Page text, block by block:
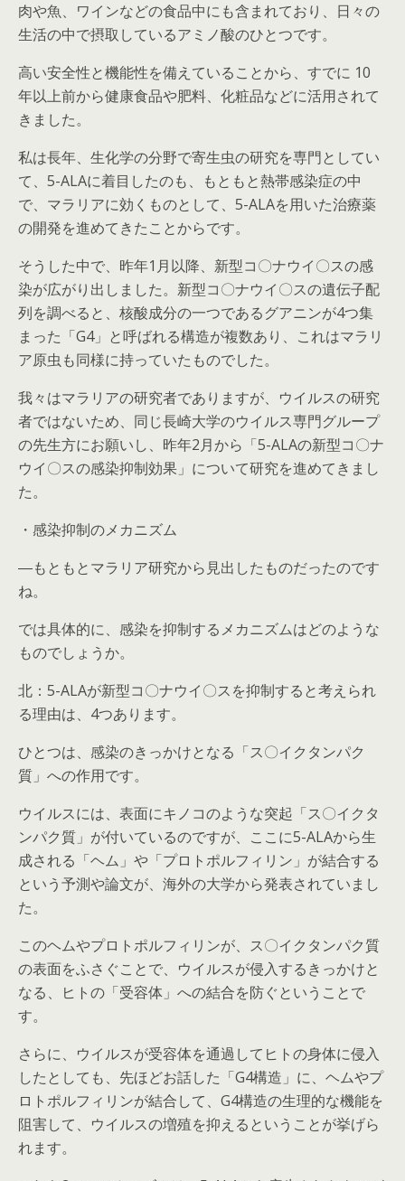
肉や魚、ワインなどの食品中にも含まれており、日々の
生活の中で摂取しているアミノ酸のひとつです。
高い安全性と機能性を備えていることから、すでに 10
年以上前から健康食品や肥料、化粧品などに活用されて
きました。
私は長年、生化学の分野で寄生虫の研究を専門としてい
て、5-ALAに着目したのも、もともと熱帯感染症の中
で、マラリアに効くものとして、5-ALAを用いた治療薬
の開発を進めてきたことからです。
そうした中で、昨年1月以降、新型コ〇ナウイ〇スの感
染が広がり出しました。新型コ〇ナウイ〇スの遺伝子配
列を調べると、核酸成分の一つであるグアニンが4つ集
まった「G4」と呼ばれる構造が複数あり、これはマラリ
ア原虫も同様に持っていたものでした。
我々はマラリアの研究者でありますが、ウイルスの研究
者ではないため、同じ長崎大学のウイルス専門グループ
の先生方にお願いし、昨年2月から「5-ALAの新型コ〇ナ
ウイ〇スの感染抑制効果」について研究を進めてきまし
た。
・感染抑制のメカニズム
―もともとマラリア研究から見出したものだったのです
ね。
では具体的に、感染を抑制するメカニズムはどのような
ものでしょうか。
北：5-ALAが新型コ〇ナウイ〇スを抑制すると考えられ
る理由は、4つあります。
ひとつは、感染のきっかけとなる「ス〇イクタンパク
質」への作用です。
ウイルスには、表面にキノコのような突起「ス〇イクタ
ンパク質」が付いているのですが、ここに5-ALAから生
成される「ヘム」や「プロトポルフィリン」が結合する
という予測や論文が、海外の大学から発表されていまし
た。
このヘムやプロトポルフィリンが、ス〇イクタンパク質
の表面をふさぐことで、ウイルスが侵入するきっかけと
なる、ヒトの「受容体」への結合を防ぐということで
す。
さらに、ウイルスが受容体を通過してヒトの身体に侵入
したとしても、先ほどお話した「G4構造」に、ヘムやプ
ロトポルフィリンが結合して、G4構造の生理的な機能を
阻害して、ウイルスの増殖を抑えるということが挙げら
れます。